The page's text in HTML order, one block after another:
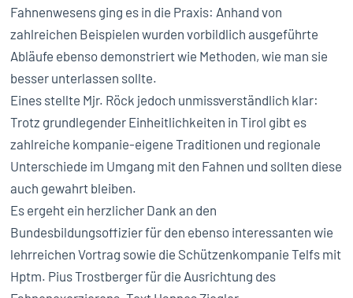
Fahnenwesens ging es in die Praxis: Anhand von
zahlreichen Beispielen wurden vorbildlich ausgeführte
Abläufe ebenso demonstriert wie Methoden, wie man sie
besser unterlassen sollte.
Eines stellte Mjr. Röck jedoch unmissverständlich klar:
Trotz grundlegender Einheitlichkeiten in Tirol gibt es
zahlreiche kompanie-eigene Traditionen und regionale
Unterschiede im Umgang mit den Fahnen und sollten diese
auch gewahrt bleiben.
Es ergeht ein herzlicher Dank an den
Bundesbildungsoffizier für den ebenso interessanten wie
lehrreichen Vortrag sowie die Schützenkompanie Telfs mit
Hptm. Pius Trostberger für die Ausrichtung des